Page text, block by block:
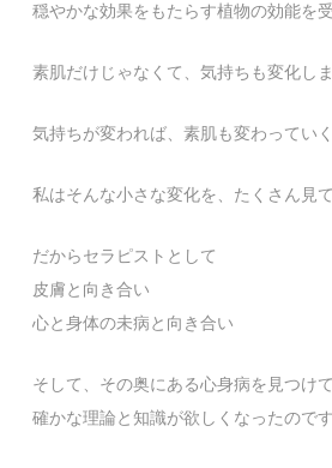
穏やかな効果をもたらす植物の効能を
素肌だけじゃなくて、気持ちも変化しま
気持ちが変われば、素肌も変わっていく
私はそんな小さな変化を、たくさん見
だからセラピストとして
皮膚と向き合い
心と身体の未病と向き合い
そして、その奥にある心身病を見つけ
確かな理論と知識が欲しくなったのです